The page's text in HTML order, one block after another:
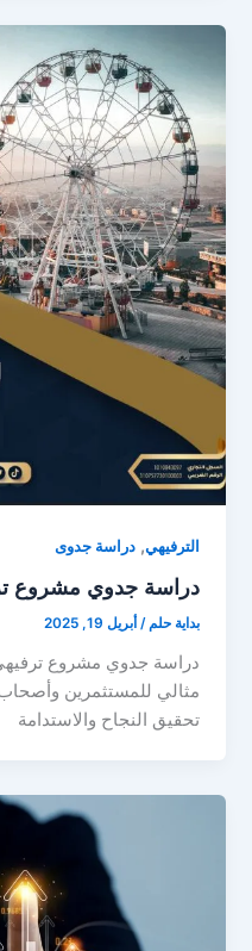
الترفيهي,دراسة جدوى
دراسة جدوي مشروع
بداية حلم /أبريل 19, 2025
دراسة جدوي مشروع ترفيهي
مثالي للمستثمرين وأصحاب
تحقيق النجاح والاستدامة